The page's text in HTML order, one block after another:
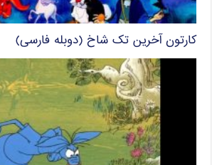
کارتون آخرین تک شاخ (دوبله فارسی)